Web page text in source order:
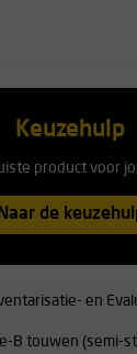
Keuzehulp
product voor
Naar de
en
B touwen (semi-